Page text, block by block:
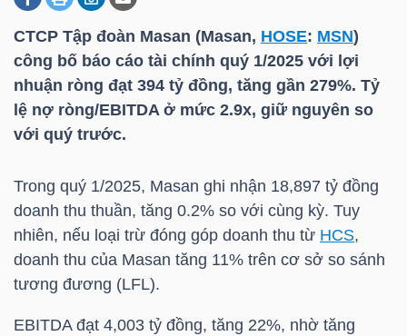
CTCP Tập đoàn Masan (Masan, HOSE: MSN)
công bố báo cáo tài chính quý 1/2025 với lợi
nhuận ròng đạt 394 tỷ đồng, tăng gần 279%. Tỷ
lệ nợ ròng/EBITDA ở mức 2.9x, giữ nguyên so
với quý trước.
Trong quý 1/2025, Masan ghi nhận 18,897 tỷ đồng
doanh thu thuần, tăng 0.2% so với cùng kỳ. Tuy
nhiên, nếu loại trừ đóng góp doanh thu từ HCS,
doanh thu của Masan tăng 11% trên cơ sở so sánh
tương đương (LFL).
EBITDA đạt 4,003 tỷ đồng, tăng 22%, nhờ tăng
DOANH
NGHIỆP
BẤT
ĐỘNG
TÀI
CHÍNH